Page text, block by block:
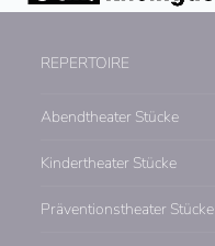
menu
menu
REPERTOIRE
Abendtheater Stücke
Kindertheater Stücke
Präventionstheater Stücke